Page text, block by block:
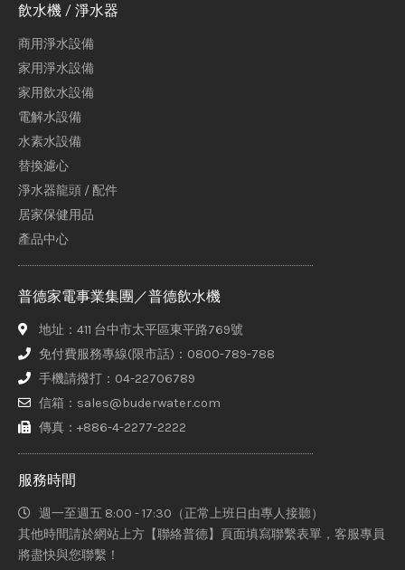
飲水機 / 淨水器
商用淨水設備
家用淨水設備
家用飲水設備
電解水設備
水素水設備
替換濾心
淨水器龍頭 / 配件
居家保健用品
產品中心
普德家電事業集團／普德飲水機
地址：411 台中市太平區東平路769號
免付費服務專線(限市話)：0800-789-788
手機請撥打：04-22706789
信箱：sales@buderwater.com
傳真：+886-4-2277-2222
服務時間
週一至週五 8:00 - 17:30（正常上班日由專人接聽）
其他時間請於網站上方【聯絡普德】頁面填寫聯繫表單，客服專員
將盡快與您聯繫！